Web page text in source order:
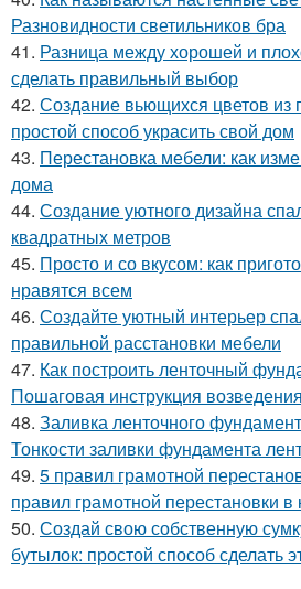
Разновидности светильников бра
41. Разница между хорошей и
сделать правильный выбор
42. Создание вьющихся цветов из
простой способ украсить свой дом
43. Перестановка мебели: как
дома
44. Создание уютного дизайна
квадратных метров
45. Просто и со вкусом: как
нравятся всем
46. Создайте уютный интерьер
правильной расстановки мебели
47. Как построить ленточный
Пошаговая инструкция
48. Заливка ленточного
Тонкости заливки фундамента
49. 5 правил грамотной
правил грамотной перестановки в
50. Создай свою собственную
бутылок: простой способ сделать